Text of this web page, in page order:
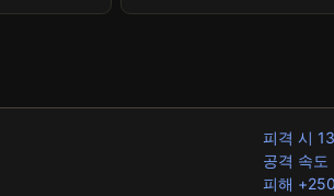
피격 시
공격 속도
피해